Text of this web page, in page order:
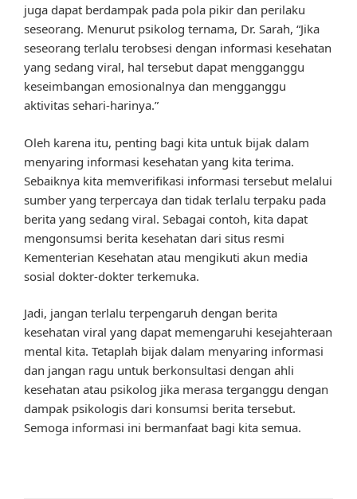
juga dapat berdampak pada pola pikir dan perilaku
seseorang. Menurut psikolog ternama, Dr. Sarah, “Jika
seseorang terlalu terobsesi dengan informasi kesehatan
yang sedang viral, hal tersebut dapat mengganggu
keseimbangan emosionalnya dan mengganggu
aktivitas sehari-harinya.”
Oleh karena itu, penting bagi kita untuk bijak dalam
menyaring informasi kesehatan yang kita terima.
Sebaiknya kita memverifikasi informasi tersebut melalui
sumber yang terpercaya dan tidak terlalu terpaku pada
berita yang sedang viral. Sebagai contoh, kita dapat
mengonsumsi berita kesehatan dari situs resmi
Kementerian Kesehatan atau mengikuti akun media
sosial dokter-dokter terkemuka.
Jadi, jangan terlalu terpengaruh dengan berita
kesehatan viral yang dapat memengaruhi kesejahteraan
mental kita. Tetaplah bijak dalam menyaring informasi
dan jangan ragu untuk berkonsultasi dengan ahli
kesehatan atau psikolog jika merasa terganggu dengan
dampak psikologis dari konsumsi berita tersebut.
Semoga informasi ini bermanfaat bagi kita semua.